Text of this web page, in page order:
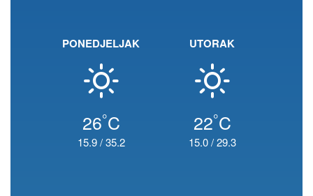
PONEDJELJAK
26°C
15.9/35.2
UTORAK
22°C
15.0/29.3